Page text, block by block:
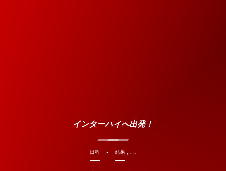
インターハイへ出発！
日程 結果 , …